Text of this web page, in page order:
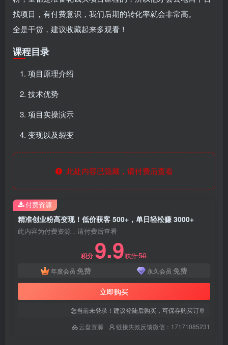
找项目，有付费意识，我们后期的转化率就会非常高。
全是干货，建议收藏起来多观看！
课程目录
项目原理介绍
技术优势
项目实操演示
变现以及裂变
此处内容已隐藏，请付费后查看
精准创业粉高变现！低价获客 500+，单日轻松赚 3000+
此内容为付费资源，请付费后查看
积分 9.9积分50
年度会员 免费 永久会员 免费
立即购买
您当前未登录！建议登陆后购买，可保存购买订单
云盘资源
链接失效反馈微信：17171085231
付费资源